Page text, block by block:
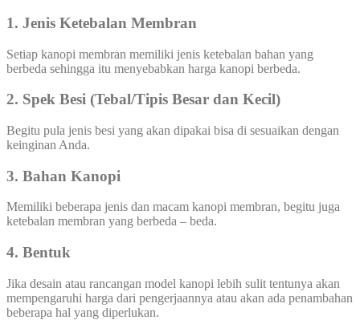
1. Jenis Ketebalan Membran
Setiap kanopi membran memiliki jenis ketebalan bahan yang
berbeda sehingga itu menyebabkan harga kanopi berbeda.
2. Spek Besi (Tebal/Tipis Besar dan Kecil)
Begitu pula jenis besi yang akan dipakai bisa di sesuaikan dengan
keinginan Anda.
3. Bahan Kanopi
Memiliki beberapa jenis dan macam kanopi membran, begitu juga
ketebalan membran yang berbeda – beda.
4. Bentuk
Jika desain atau rancangan model kanopi lebih sulit tentunya akan
mempengaruhi harga dari pengerjaannya atau akan ada penambahan
beberapa hal yang diperlukan.